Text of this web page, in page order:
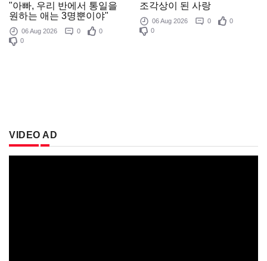
"아빠, 우리 반에서 통일을
원하는 애는 3명뿐이야"
06 Aug 2026 0
0
0
조각상이 된 사랑
06 Aug 2026 0
0
0
VIDEO AD